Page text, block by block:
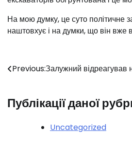
На мою думку, це суто політичне
наштовхує і на думки, що він вже
Навігація
Previous:Залужний відреагував
Публікації даної
Uncategorized